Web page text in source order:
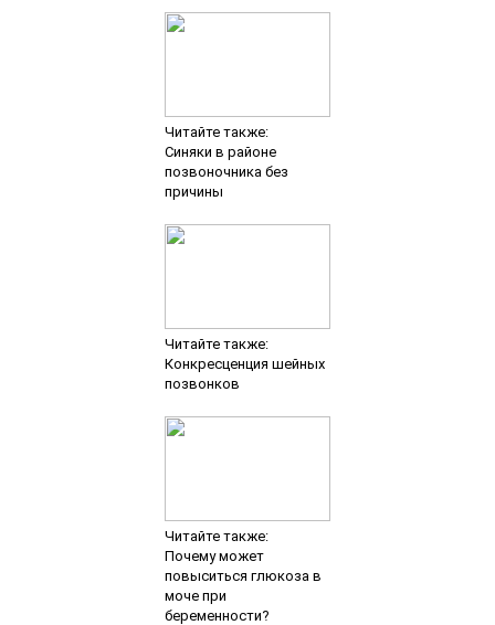
Читайте также:
Синяки в районе
позвоночника без
причины
Читайте также:
Конкресценция шейных
позвонков
Читайте также:
Почему может
повыситься глюкоза в
моче при
беременности?